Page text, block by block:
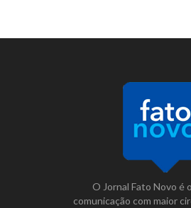
O Jornal Fato Novo é
comunicação com maior